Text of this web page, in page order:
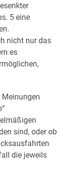
5 eine
nicht nur das
es
sind, oder ob
die jeweils